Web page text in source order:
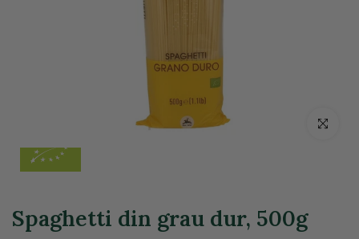
Click
Spaghetti din grau dur, 500g